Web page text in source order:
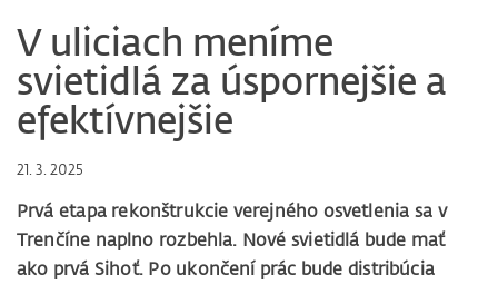
V uliciach meníme
svietidlá za úspornejšie a
efektívnejšie
21. 3. 2025
Prvá etapa rekonštrukcie verejného osvetlenia sa v
Trenčíne naplno rozbehla. Nové svietidlá bude mať
ako prvá Sihoť. Po ukončení prác bude distribúcia